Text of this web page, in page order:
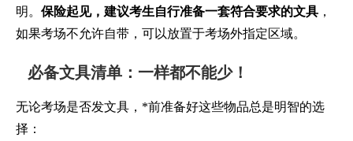
明。 保险起见，建议考生自行准备一套符合要求的文具 ，
如果考场不允许自带，可以放置于考场外指定区域。
必备文具清单：一样都不能少！
无论考场是否发文具，*前准备好这些物品总是明智的选
择：